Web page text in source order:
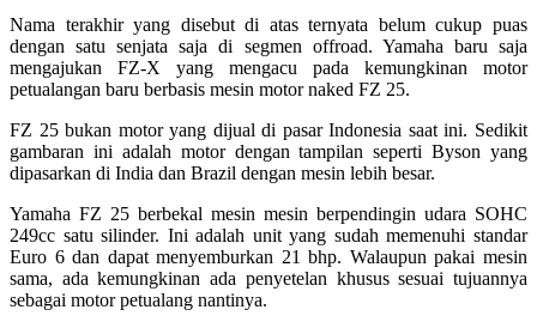
Nama terakhir yang disebut di atas ternyata belum cukup puas
dengan satu senjata saja di segmen offroad. Yamaha baru saja
mengajukan FZ-X yang mengacu pada kemungkinan motor
petualangan baru berbasis mesin motor naked FZ 25.
FZ 25 bukan motor yang dijual di pasar Indonesia saat ini. Sedikit
gambaran ini adalah motor dengan tampilan seperti Byson yang
dipasarkan di India dan Brazil dengan mesin lebih besar.
Yamaha FZ 25 berbekal mesin mesin berpendingin udara SOHC
249cc satu silinder. Ini adalah unit yang sudah memenuhi standar
Euro 6 dan dapat menyemburkan 21 bhp. Walaupun pakai mesin
sama, ada kemungkinan ada penyetelan khusus sesuai tujuannya
sebagai motor petualang nantinya.